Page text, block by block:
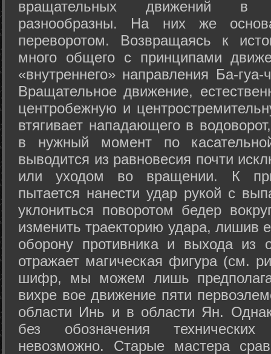
вращательных движений в
разнообразны. На них же
переворотом. Возвращаясь к
много общего с принципами
«внутреннего» направления Ба-
Вращательное движение,
центробежную и
втягивает нападающего в
в нужный момент по
выводится из равновесия почти
или уходом во вращении. К
пытается нанести удар рукой с
уклониться поворотом бедер
изменить траекторию удара, лишив
оборону противника и выхода из
отражает магическая фигура (см.
шифр, мы можем лишь
вихре вое движение пяти
области Инь и в области Ян.
без обозначения
невозможно. Старые мастера